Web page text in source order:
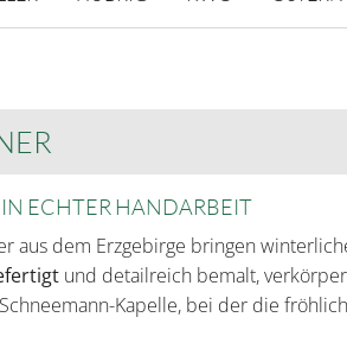
ECHTER HANDARBEIT
aus dem Erzgebirge bringen
und detailreich bemalt,
Schneemann-Kapelle, bei der die